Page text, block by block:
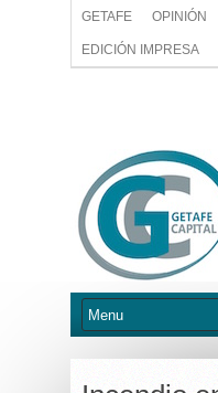
GETAFE OPINIÓN
EDICIÓN IMPRESA